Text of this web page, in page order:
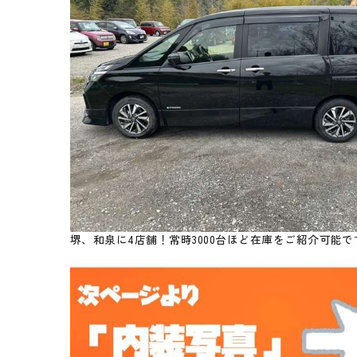
堺、和泉に4店舗！常時3000台ほど在庫をご紹介可能で